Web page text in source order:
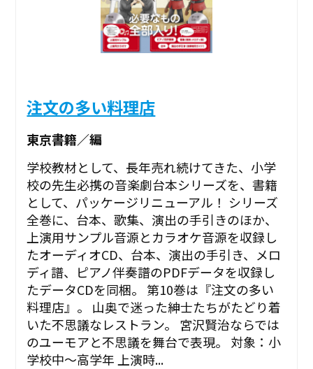
注文の多い料理店
東京書籍／編
学校教材として、長年売れ続けてきた、小学
校の先生必携の音楽劇台本シリーズを、書籍
として、パッケージリニューアル！ シリーズ
全巻に、台本、歌集、演出の手引きのほか、
上演用サンプル音源とカラオケ音源を収録し
たオーディオCD、台本、演出の手引き、メロ
ディ譜、ピアノ伴奏譜のPDFデータを収録し
たデータCDを同梱。 第10巻は『注文の多い
料理店』。 山奥で迷った紳士たちがたどり着
いた不思議なレストラン。 宮沢賢治ならでは
のユーモアと不思議を舞台で表現。 対象：小
学校中～高学年 上演時...